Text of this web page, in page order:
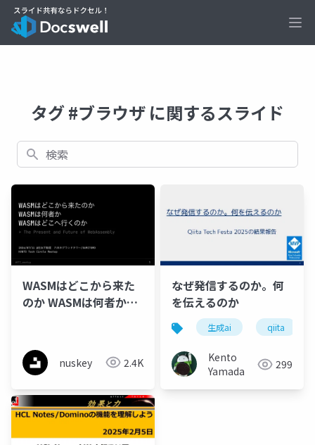
タグ #ブラウザ に関するスライド
検索
WASMはどこから来た
のか WASMは何者か
nuskey 2.4K
なぜ発信するのか。何
を伝えるのか
生成ai qiita
Kento
Yamada
299